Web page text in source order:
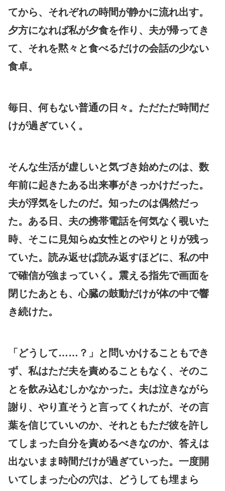
てから、それぞれの時間が静かに流れ出す。
夕方になれば私が夕食を作り、夫が帰ってき
て、それを黙々と食べるだけの会話の少ない
食卓。
毎日、何もない普通の日々。ただただ時間だ
けが過ぎていく。
そんな生活が虚しいと気づき始めたのは、数
年前に起きたある出来事がきっかけだった。
夫が浮気をしたのだ。知ったのは偶然だっ
た。ある日、夫の携帯電話を何気なく覗いた
時、そこに見知らぬ女性とのやりとりが残っ
ていた。読み返せば読み返すほどに、私の中
で確信が強まっていく。震える指先で画面を
閉じたあとも、心臓の鼓動だけが体の中で響
き続けた。
「どうして……？」と問いかけることもでき
ず、私はただ夫を責めることもなく、そのこ
とを飲み込むしかなかった。夫は泣きながら
謝り、やり直そうと言ってくれたが、その言
葉を信じていいのか、それともただ彼を許し
てしまった自分を責めるべきなのか、答えは
出ないまま時間だけが過ぎていった。一度開
いてしまった心の穴は、どうしても埋まら